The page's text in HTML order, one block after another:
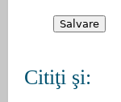
Citiţi şi: